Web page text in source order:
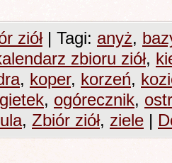
ziół | Tagi: anyż,
zbioru ziół,
, koper, korzeń,
, ogórecznik,
, Zbiór ziół, ziele |